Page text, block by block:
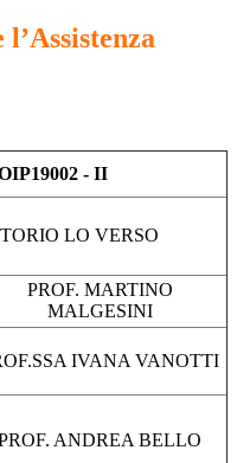
- II
LO VERSO
PROF. MARTINO
MALGESINI
IVANA VANOTTI
ANDREA BELLO